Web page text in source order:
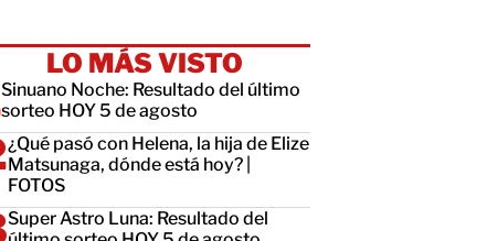
LO MÁS VISTO
Sinuano Noche: Resultado del último
sorteo HOY 5 de agosto
¿Qué pasó con Helena, la hija de Elize
Matsunaga, dónde está hoy? |
FOTOS
Super Astro Luna: Resultado del